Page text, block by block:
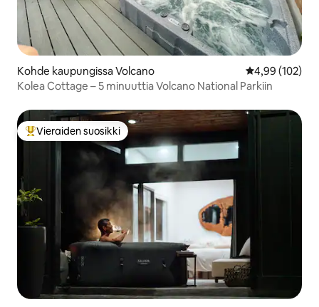
Kohde kaupungissa Volcano
4,99 (102)
Kolea Cottage – 5 minuuttia Volcano National Parkiin
Vieraiden suosikkien parhaimmistoa
Vieraiden suosikki